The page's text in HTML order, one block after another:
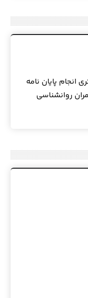
انجام پایان نامه
روانشناسی